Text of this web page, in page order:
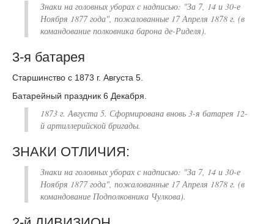
Знаки на головных уборах с надписью: "За 7, 14 и 30-е
Ноября 1877 года", пожалованные 17 Апреля 1878 г. (в
командование полковника барона де-Риделя).
3-я батарея
Старшинство с 1873 г. Августа 5.
Батарейный праздник 6 Декабря.
1873 г. Августа 5. Сформирована вновь 3-я батарея 12-
й артиллерийской бригады.
ЗНАКИ ОТЛИЧИЯ:
Знаки на головных уборах с надписью: "За 7, 14 и 30-е
Ноября 1877 года", пожалованные 17 Апреля 1878 г. (в
командование Подполковника Чулкова).